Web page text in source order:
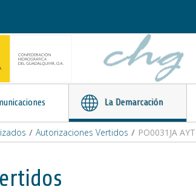
La Demarcación
/ Autorizaciones Vertidos / PO0031JA